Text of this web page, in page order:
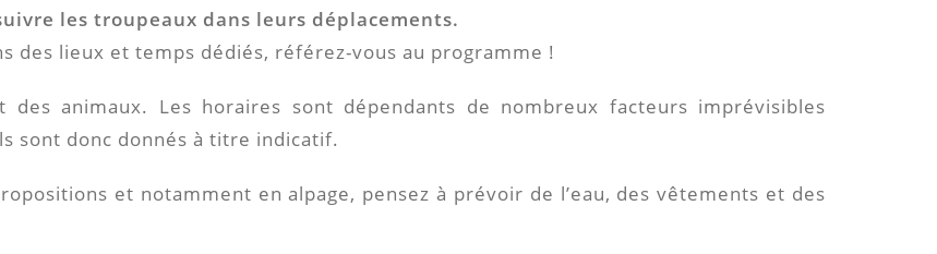
les troupeaux dans leurs déplacements.
des lieux et temps dédiés, référez-vous au programme !
des animaux. Les horaires sont dépendants de nombreux facteurs imprévisibles
sont donc donnés à titre indicatif.
et notamment en alpage, pensez à prévoir de l’eau, des vêtements et des